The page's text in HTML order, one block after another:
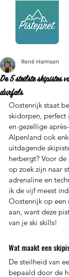
De 5 steilste skipistes
durfals
René Harmsen
Oostenrijk staat
skidorpen, perfect
en gezellige
Alpenland ook
uitdagende
herbergt? Voor
op zoek zijn naar
adrenaline en
ik de vijf meest
Oostenrijk op een
aan, want deze
van je ski skills!
Wat maakt een
De steilheid van
bepaald door de